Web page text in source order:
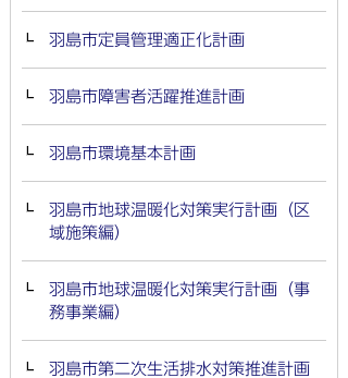
羽島市定員管理適正化計画
羽島市障害者活躍推進計画
羽島市環境基本計画
羽島市地球温暖化対策実行計画（区
域施策編）
羽島市地球温暖化対策実行計画（事
務事業編）
羽島市第二次生活排水対策推進計画